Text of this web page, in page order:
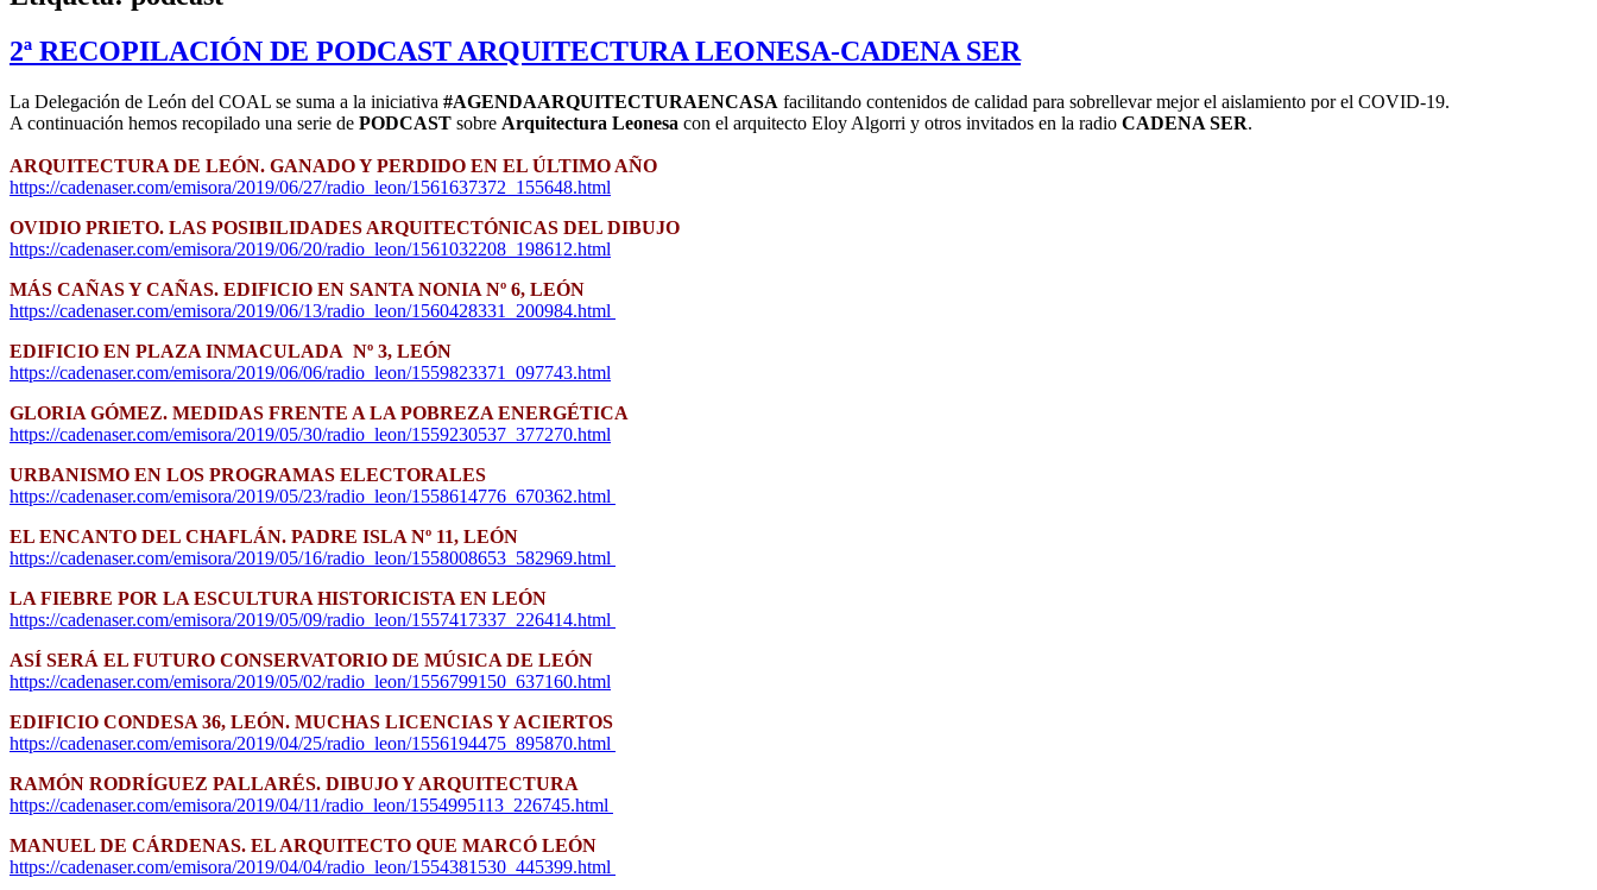
2ª RECOPILACIÓN DE PODCAST ARQUITECTURA LEONESA-CADENA SER
La Delegación de León del COAL se suma a la iniciativa #AGENDAARQUITECTURAENCASA facilitando contenidos de calidad para sobrellevar mejor el aislamiento por el COVID-19.
A continuación hemos recopilado una serie de PODCAST sobre Arquitectura Leonesa con el arquitecto Eloy Algorri y otros invitados en la radio CADENA SER.
ARQUITECTURA DE LEÓN. GANADO Y PERDIDO EN EL ÚLTIMO AÑO
https://cadenaser.com/emisora/2019/06/27/radio_leon/1561637372_155648.html
OVIDIO PRIETO. LAS POSIBILIDADES ARQUITECTÓNICAS DEL DIBUJO
https://cadenaser.com/emisora/2019/06/20/radio_leon/1561032208_198612.html
MÁS CAÑAS Y CAÑAS. EDIFICIO EN SANTA NONIA Nº 6, LEÓN
https://cadenaser.com/emisora/2019/06/13/radio_leon/1560428331_200984.html
EDIFICIO EN PLAZA INMACULADA Nº 3, LEÓN
https://cadenaser.com/emisora/2019/06/06/radio_leon/1559823371_097743.html
GLORIA GÓMEZ. MEDIDAS FRENTE A LA POBREZA ENERGÉTICA
https://cadenaser.com/emisora/2019/05/30/radio_leon/1559230537_377270.html
URBANISMO EN LOS PROGRAMAS ELECTORALES
https://cadenaser.com/emisora/2019/05/23/radio_leon/1558614776_670362.html
EL ENCANTO DEL CHAFLÁN. PADRE ISLA Nº 11, LEÓN
https://cadenaser.com/emisora/2019/05/16/radio_leon/1558008653_582969.html
LA FIEBRE POR LA ESCULTURA HISTORICISTA EN LEÓN
https://cadenaser.com/emisora/2019/05/09/radio_leon/1557417337_226414.html
ASÍ SERÁ EL FUTURO CONSERVATORIO DE MÚSICA DE LEÓN
https://cadenaser.com/emisora/2019/05/02/radio_leon/1556799150_637160.html
EDIFICIO CONDESA 36, LEÓN. MUCHAS LICENCIAS Y ACIERTOS
https://cadenaser.com/emisora/2019/04/25/radio_leon/1556194475_895870.html
RAMÓN RODRÍGUEZ PALLARÉS. DIBUJO Y ARQUITECTURA
https://cadenaser.com/emisora/2019/04/11/radio_leon/1554995113_226745.html
MANUEL DE CÁRDENAS. EL ARQUITECTO QUE MARCÓ LEÓN
https://cadenaser.com/emisora/2019/04/04/radio_leon/1554381530_445399.html